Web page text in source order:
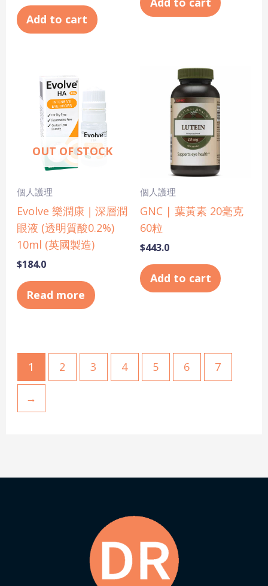
Add to cart
OUT OF STOCK
個人護理
Evolve 樂潤康｜深層潤
眼液 (透明質酸0.2%)
10ml (英國製造)
$184.0
Read more
個人護理
GNC | 葉黃素 20毫克
60粒
$443.0
Add to cart
1 2 3 4 5 6 7
→